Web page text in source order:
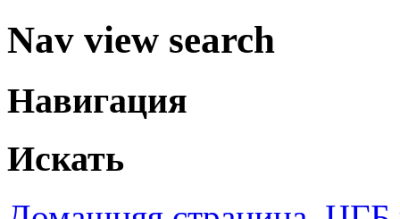
Nav view search
Навигация
Искать